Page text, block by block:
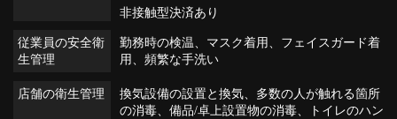
非接触型決済あり
従業員の安全衛
生管理
勤務時の検温 マスク着用
フェイスガード着
用
頻繁な手洗い
店舗の衛生管理 換気設備の設置と換気
多数の人が触れる箇所
の消毒
備品/卓上設置物の消毒
トイレのハン